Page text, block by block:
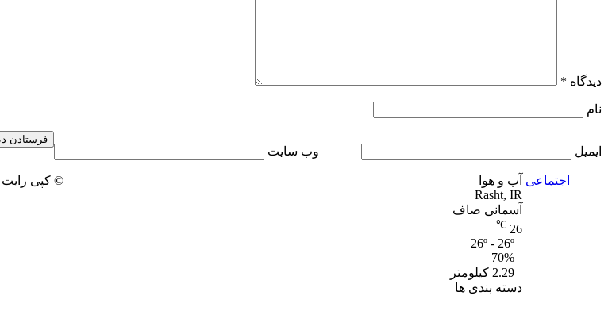
دیدگاه *
نام
ایمیل وب‌ سایت
اجتماعی آب و هوا
Rasht, IR
آسمانی صاف
26
℃
26º - 26º
70%
2.29 کیلومتر
دسته بندی ها
© کپی رایت 2026, کلیه حقوق محفوظ است |